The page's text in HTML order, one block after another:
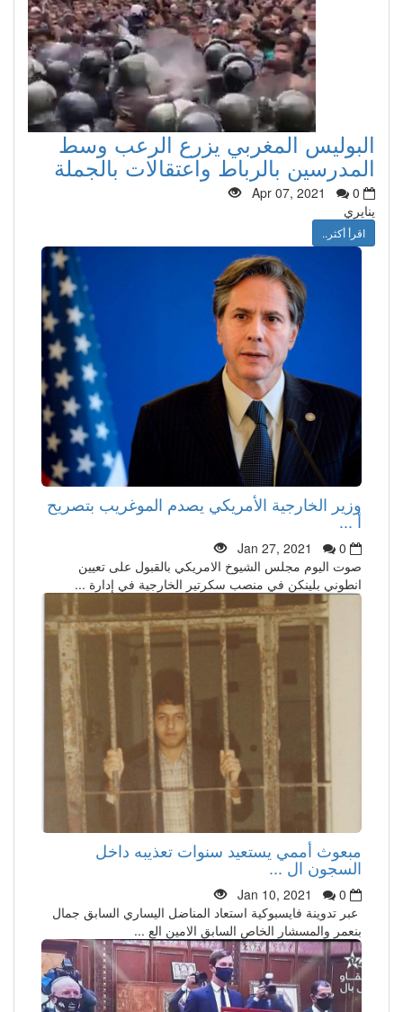
البوليس المغربي يزرع الرعب وسط
المدرسين بالرباط واعتقالات بالجملة
Apr 07, 2021
0
ينايري
اقرأ أكثر..
وزير الخارجية الأمريكي يصدم الموغريب بتصريح
أ ...
Jan 27, 2021
0
صوت اليوم مجلس الشيوخ الامريكي بالقبول على تعيين
انطوني بلينكن في منصب سكرتير الخارجية في إدارة ...
مبعوث أممي يستعيد سنوات تعذيبه داخل
السجون ال ...
Jan 10, 2021
0
عبر تدوينة فايسبوكية استعاد المناضل اليساري السابق جمال
بنعمر والمسشار الخاص السابق الامين الع ...